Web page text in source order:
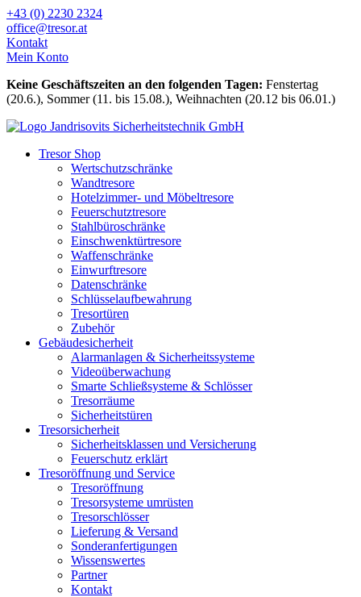
Zum
Inhalt
wechseln
+43 (0) 2230 2324
office@tresor.at
Kontakt
Mein Konto
Keine Geschäftszeiten an den folgenden Tagen: Fenstertag
(20.6.), Sommer (11. bis 15.08.), Weihnachten (20.12 bis 06.01.)
Tresor Shop
Wertschutzschränke
Wandtresore
Hotelzimmer- und Möbeltresore
Feuerschutztresore
Stahlbüroschränke
Einschwenktürtresore
Waffenschränke
Einwurftresore
Datenschränke
Schlüsselaufbewahrung
Tresortüren
Zubehör
Gebäudesicherheit
Alarmanlagen & Sicherheitssysteme
Videoüberwachung
Smarte Schließsysteme & Schlösser
Tresorräume
Sicherheitstüren
Tresorsicherheit
Sicherheitsklassen und Versicherung
Feuerschutz erklärt
Tresoröffnung und Service
Tresoröffnung
Tresorsysteme umrüsten
Tresorschlösser
Lieferung & Versand
Sonderanfertigungen
Wissenswertes
Partner
Kontakt